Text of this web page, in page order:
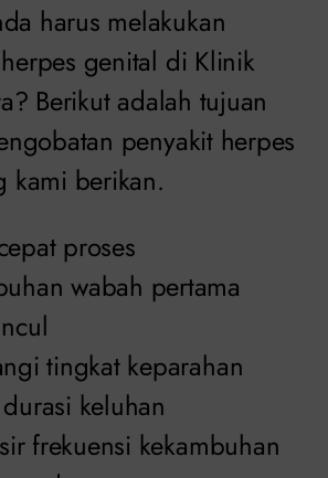
harus melakukan
genital di Klinik
Berikut adalah tujuan
penyakit herpes
kami berikan.
proses
wabah pertama
tingkat keparahan
keluhan
frekuensi kekambuhan